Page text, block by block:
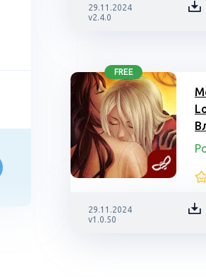
29.11.2024
v2.4.0
FREE
29.11.2024
v1.0.50